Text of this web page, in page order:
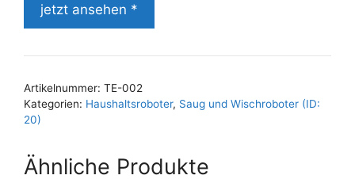
jetzt ansehen *
Artikelnummer: TE-002
Kategorien: Haushaltsroboter, Saug und Wischroboter (ID:
20)
Ähnliche Produkte